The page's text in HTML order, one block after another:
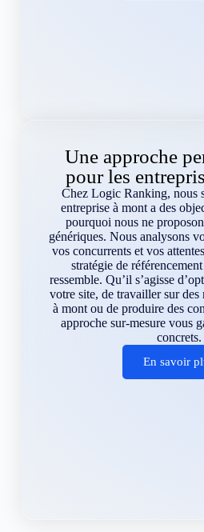
Une approche
pour les
Chez Logic Ranking, nous
entreprise à mont a des
pourquoi nous ne
génériques. Nous analysons
vos concurrents et vos
stratégie de
ressemble. Qu’il s’agisse
votre site, de travailler sur des
à mont ou de produire des
approche sur-mesure vous
concrets.
En savoir